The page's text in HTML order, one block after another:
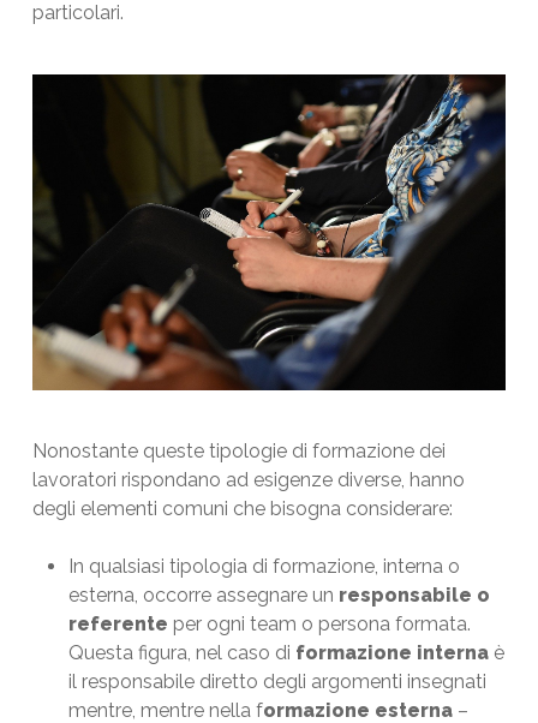
particolari.
Nonostante queste tipologie di formazione dei
lavoratori rispondano ad esigenze diverse, hanno
degli elementi comuni che bisogna considerare:
In qualsiasi tipologia di formazione, interna o
esterna, occorre assegnare un responsabile o
referente per ogni team o persona formata.
Questa figura, nel caso di formazione internaè
il responsabile diretto degli argomenti insegnati
mentre, mentre nella formazione esterna–